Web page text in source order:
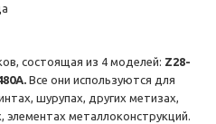
состоящая из 4 моделей: Z28-
Все они используются для
шурупах, других метизах,
элементах металлоконструкций.